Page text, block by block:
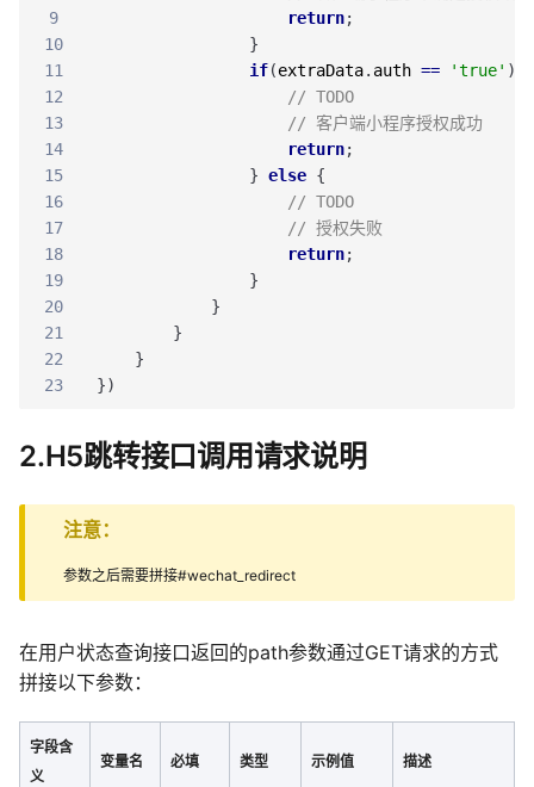
9
return;
10
}
11
if(extraData. auth == 'true' )
12
// TODO
13
// 客户端小程序授权成功
14
return;
15
} else {
16
// TODO
17
// 授权失败
18
return;
19
}
20
}
21
}
22
}
23
})
2.H5跳转接口调用请求说明
注意：
参数之后需要拼接#wechat_redirect
在用户状态查询接口返回的path参数通过GET请求的方式
拼接以下参数：
字段含
义
变量名 必填 类型 示例值 描述